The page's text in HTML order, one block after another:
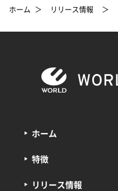
ホーム ＞ リリース情報 ＞
ホーム
特徴
リリース情報